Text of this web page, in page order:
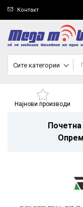
Контакт
Сите категории
Најнови производи
Почетна